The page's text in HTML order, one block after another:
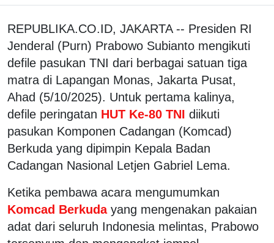
REPUBLIKA.CO.ID, JAKARTA -- Presiden RI
Jenderal (Purn) Prabowo Subianto mengikuti
defile pasukan TNI dari berbagai satuan tiga
matra di Lapangan Monas, Jakarta Pusat,
Ahad (5/10/2025). Untuk pertama kalinya,
defile peringatan HUT Ke-80 TNI diikuti
pasukan Komponen Cadangan (Komcad)
Berkuda yang dipimpin Kepala Badan
Cadangan Nasional Letjen Gabriel Lema.
Ketika pembawa acara mengumumkan
Komcad Berkuda yang mengenakan pakaian
adat dari seluruh Indonesia melintas, Prabowo